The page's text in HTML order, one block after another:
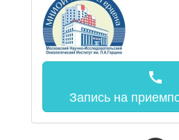
call
Запись на прием